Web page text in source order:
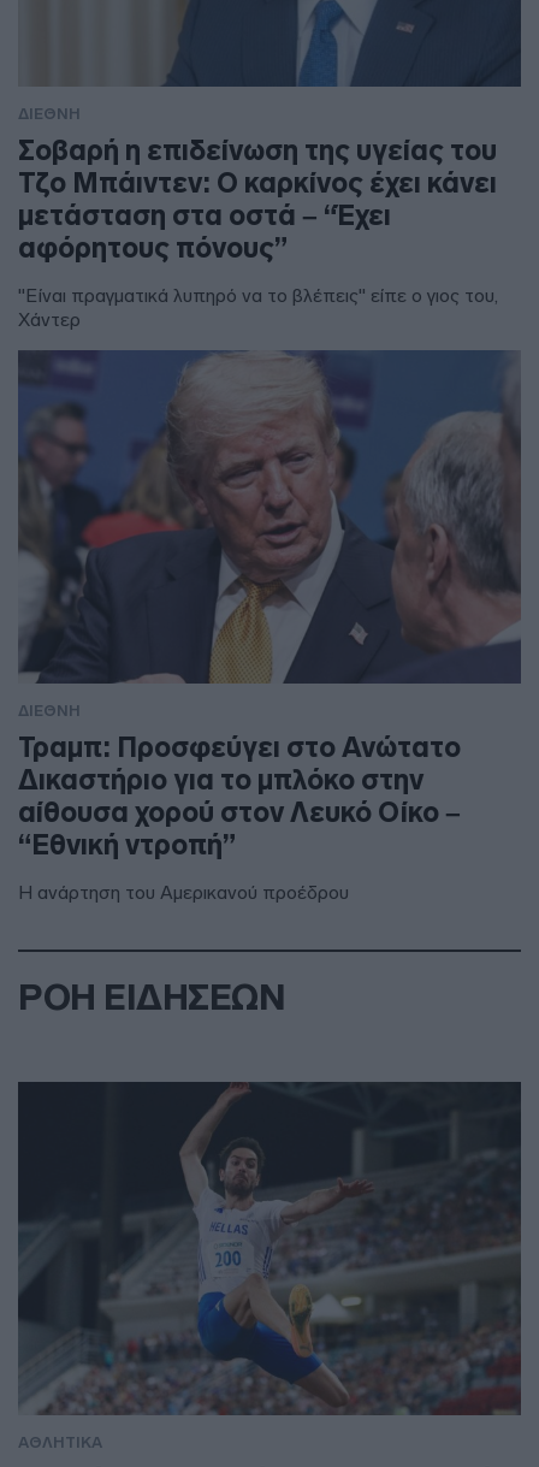
ΔΙΕΘΝΗ
Σοβαρή η επιδείνωση της υγείας του
Τζο Μπάιντεν: Ο καρκίνος έχει κάνει
μετάσταση στα οστά – “Έχει
αφόρητους πόνους”
"Είναι πραγματικά λυπηρό να το βλέπεις" είπε ο γιος του,
Χάντερ
ΔΙΕΘΝΗ
Τραμπ: Προσφεύγει στο Ανώτατο
Δικαστήριο για το μπλόκο στην
αίθουσα χορού στον Λευκό Οίκο –
“Εθνική ντροπή”
Η ανάρτηση του Αμερικανού προέδρου
ΡΟΗ ΕΙΔΗΣΕΩΝ
ΑΘΛΗΤΙΚΑ